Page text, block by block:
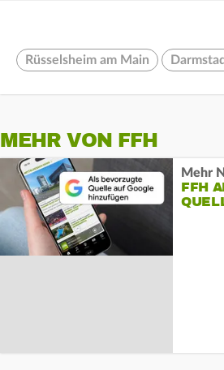
Rüsselsheim am Main
MEHR VON FFH
Mehr
FFH